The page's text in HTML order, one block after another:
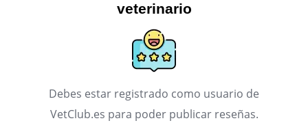
veterinario
Debes estar registrado como usuario de
VetClub.es para poder publicar reseñas.